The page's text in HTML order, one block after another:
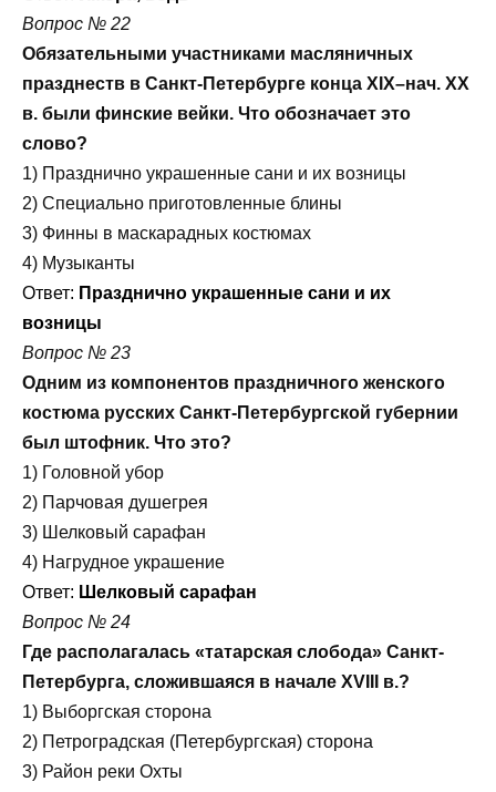
Вопрос № 22
Обязательными участниками масляничных
празднеств в Санкт-Петербурге конца ХIХ–нач. ХХ
в. были финские вейки. Что обозначает это
слово?
1) Празднично украшенные сани и их возницы
2) Специально приготовленные блины
3) Финны в маскарадных костюмах
4) Музыканты
Ответ: Празднично украшенные сани и их
возницы
Вопрос № 23
Одним из компонентов праздничного женского
костюма русских Санкт-Петербургской губернии
был штофник. Что это?
1) Головной убор
2) Парчовая душегрея
3) Шелковый сарафан
4) Нагрудное украшение
Ответ: Шелковый сарафан
Вопрос № 24
Где располагалась «татарская слобода» Санкт-
Петербурга, сложившаяся в начале ХVIII в.?
1) Выборгская сторона
2) Петроградская (Петербургская) сторона
3) Район реки Охты